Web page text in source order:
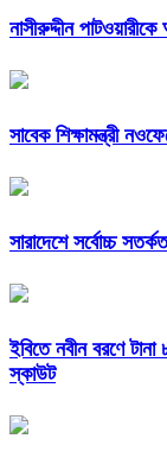
নাসীরুদ্দীন
সাবেক শিক্ষামন্ত্রী
সারাদেশে সর্বোচ্চ
ইবিতে নবীন বরণে
স্কাউট